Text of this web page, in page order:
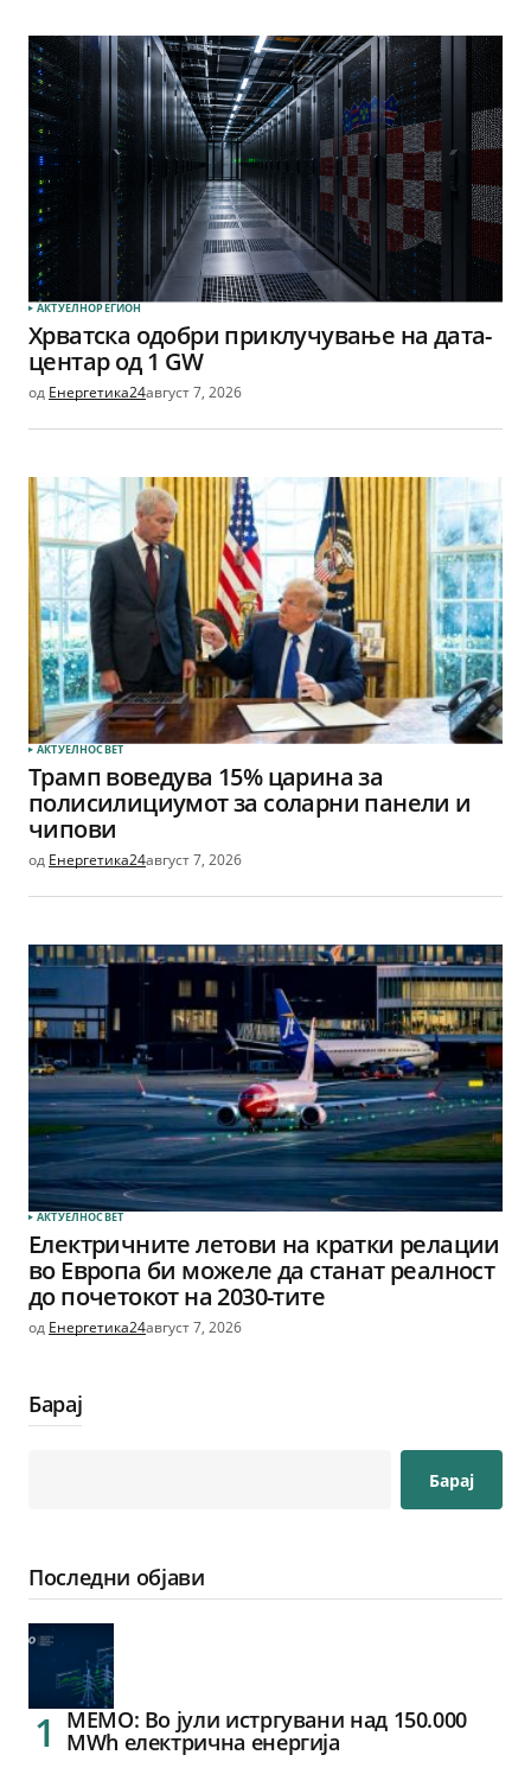
АКТУЕЛНОРЕГИОН
Хрватска одобри приклучување на дата-
центар од 1 GW
од Енергетика24август 7, 2026
АКТУЕЛНОСВЕТ
Трамп воведува 15% царина за
полисилициумот за соларни панели и
чипови
од Енергетика24август 7, 2026
АКТУЕЛНОСВЕТ
Електричните летови на кратки релации
во Европа би можеле да станат реалност
до почетокот на 2030-тите
од Енергетика24август 7, 2026
Барај
Барај
Последни објави
МЕМО: Во јули истргувани над 150.000
MWh електрична енергија